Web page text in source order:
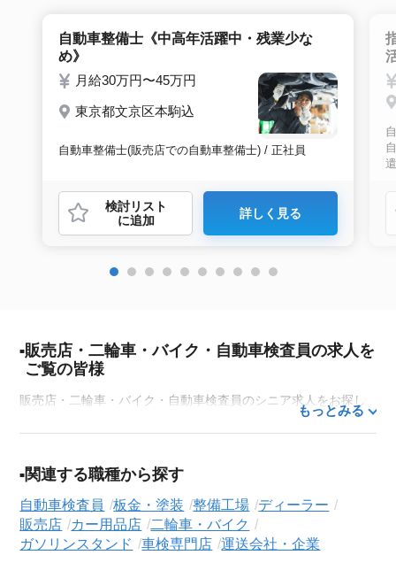
自動車整備士《中高年活躍中・残業少な
め》
月給30万円〜45万円
東京都文京区本駒込
自動車整備士(販売店での自動車整備士) / 正社員
検討リスト
に追加
詳しく見る
販売店・二輪車・バイク・自動車検査員の求人を
ご覧の皆様
販売店・二輪車・バイク・自動車検査員のシニア求人をお探し
なら、シニア専門の転職支援サービス「シニアジョブエージェ
方の転職支援実績も豊富な私たちが、あなたの経験とスキルを
む33,686件（2026年8月9日現在）のシニア向け求人を保有して
おり、その多くが当サービスだけの非公開求人です。
もっとみる
関連する職種から探す
自動車検査員 板金・塗装 整備工場
ディーラー
販売店
カー用品店
二輪車・バイク
ガソリンスタンド
車検専門店 運送会社・企業